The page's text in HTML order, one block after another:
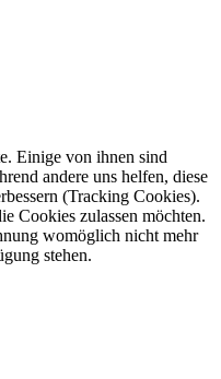
Einige von ihnen sind
andere uns helfen, diese
(Tracking Cookies).
Cookies zulassen möchten.
womöglich nicht mehr
stehen.